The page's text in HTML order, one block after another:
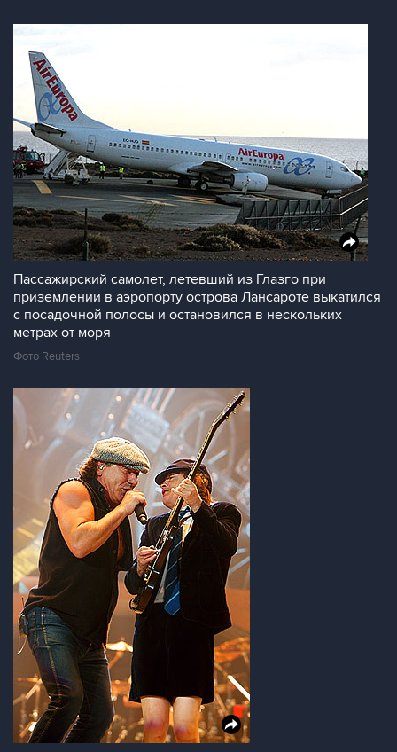
Пассажирский самолет, летевший из Глазго при
приземлении в аэропорту острова Лансароте выкатился
с посадочной полосы и остановился в нескольких
метрах от моря
Фото Reuters